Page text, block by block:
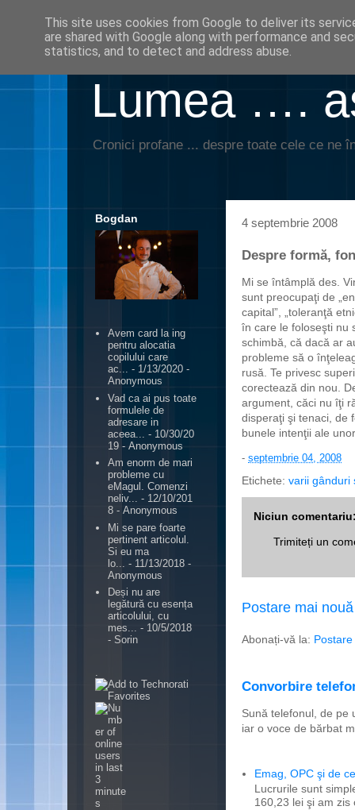
Lumea ….
Cronici profane ... despre toate cele ce ne
4 septembrie 2008
Despre formă,
Mi se întâmplă des.
sunt preocupaţi de
capital”, „toleranţă
în care le foloseşti nu
schimbă, că dacă ar
probleme să o
rusă. Te privesc
corectează din nou.
argument, căci nu îţi
disperaţi şi tenaci, de
bunele intenţii ale
- septembrie 04, 2008
Etichete: varii gânduri
Niciun
Trimiteți un
Postare mai nouă
Abonați-vă la:
Convorbire
Sună telefonul, de pe
iar o voce de bărbat
Emag, OPC şi de
Lucrurile sunt
160,23 lei şi am
Bogdan
Avem card la ing
pentru alocatia
copilului care
ac... - 1/13/2020 -
Anonymous
Vad ca ai pus toate
formulele de
adresare in
aceea...
- 10/30/20
19 - Anonymous
Am enorm de mari
probleme cu
eMagul. Comenzi
neliv... - 12/10/201
8 - Anonymous
Mi se pare foarte
pertinent articolul.
Si eu ma
lo...
- 11/13/2018 -
Anonymous
Deși nu are
legătură cu esența
articolului, cu
mes... - 10/5/2018
- Sorin
This site uses cookies from Google to deliver its
are shared with Google along with performance and
statistics, and to detect and address abuse.